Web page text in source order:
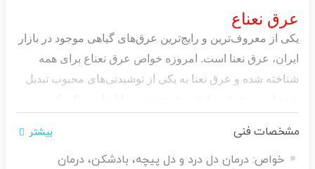
عرق نعناع
یکی از معروف‌ترین و رایج‌ترین عرق‌های گیاهی موجود در بازار
ایران، عرق نعنا است. امروزه خواص عرق نعناع برای همه
شناخته شده و عرق نعنا به یکی از نوشیدنی‌های محبوب تبدیل
دارد. نعناع گیاهی است با خواص دارویی و درمانی بسیار
شگفت انگیز، با ما همراه باشید و از خواص عرق نعناع آگاه
مشخصات فنی بیشتر
خواص: درمان دل درد و دل پیچه، بادشکن، درمان